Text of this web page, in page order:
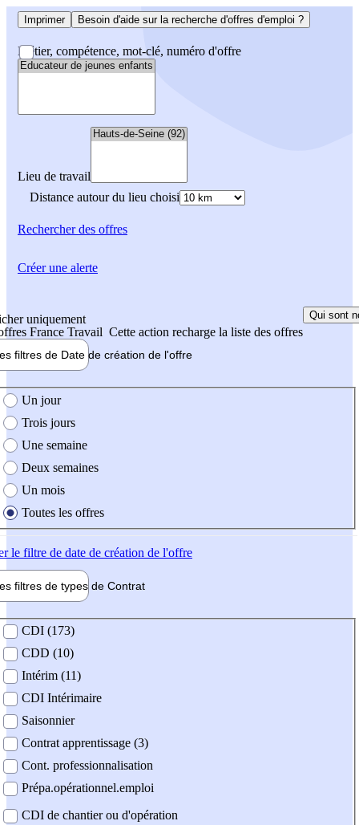
Imprimer Besoin d'aide sur la recherche d'offres d'emploi ?
Métier, compétence, mot-clé, numéro d'offre
Lieu de travail
Distance autour du lieu choisi
Rechercherdes offres
uniquement
France Travail Cette action recharge la liste des offres
Qui sont
filtres de Date de création de l'offre
création de l'offre
Un jour
Trois jours
Une semaine
Deux semaines
Un mois
Toutes les offres
le filtre de date de création de l'offre
filtres de types de Contrat
contrat
CDI (173)
CDD (10)
Intérim (11)
CDI Intérimaire
Saisonnier
Contrat apprentissage (3)
Cont. professionnalisation
Prépa.opérationnel.emploi
CDI de chantier ou d'opération
Créer une alerte